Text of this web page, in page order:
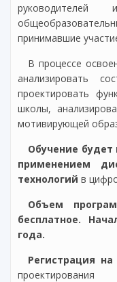
руководителей
принимавшие
В процессе
анализировать
проектировать
школы,
мотивирующей
Обучение
применением
технологий в
Объем
бесплатное.
года.
Регистрация на